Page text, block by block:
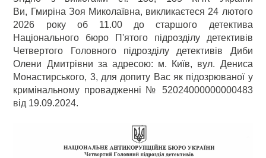
Ви, Гмиріна Зоя Миколаївна, викликаєтеся 24 лютого
2026 року об 11.00 до старшого детектива
Національного бюро П'ятого підрозділу детективів
Четвертого Головного підрозділу детективів Диби
Олени Дмитрівни за адресою: м. Київ, вул. Дениса
Монастирського, 3, для допиту Вас як підозрюваної у
кримінальному провадженні № 52024000000000483
від 19.09.2024.